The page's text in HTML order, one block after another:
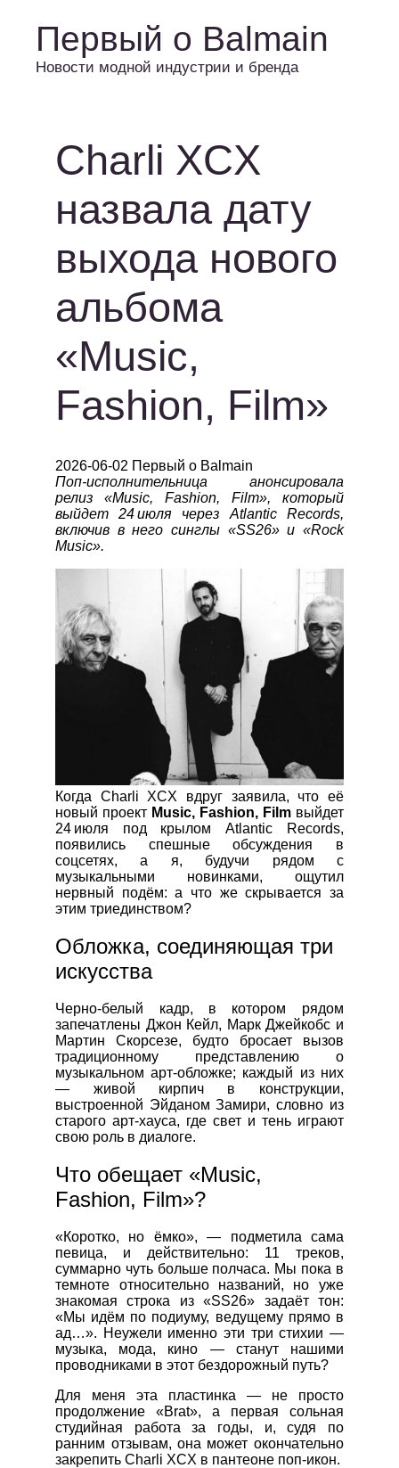
Первый о Balmain
Новости модной индустрии и бренда
Charli XCX
назвала дату
выхода нового
альбома
«Music,
Fashion, Film»
2026-06-02 Первый о Balmain
Поп-исполнительница анонсировала
релиз «Music, Fashion, Film», который
выйдет 24 июля через Atlantic Records,
включив в него синглы «SS26» и «Rock
Music».
Когда Charli XCX вдруг заявила, что её
новый проект Music, Fashion, Filmвыйдет
24 июля под крылом Atlantic Records,
появились спешные обсуждения в
соцсетях, а я, будучи рядом с
музыкальными новинками, ощутил
нервный подём: а что же скрывается за
этим триединством?
Обложка, соединяющая три
искусства
Черно‑белый кадр, в котором рядом
запечатлены Джон Кейл, Марк Джейкобс и
Мартин Скорсезе, будто бросает вызов
традиционному представлению о
музыкальном арт‑обложке; каждый из них
— живой кирпич в конструкции,
выстроенной Эйданом Замири, словно из
старого арт‑хауса, где свет и тень играют
свою роль в диалоге.
Что обещает «Music,
Fashion, Film»?
«Коротко, но ёмко», — подметила сама
певица, и действительно: 11 треков,
суммарно чуть больше полчаса. Мы пока в
темноте относительно названий, но уже
знакомая строка из «SS26» задаёт тон:
«Мы идём по подиуму, ведущему прямо в
ад…». Неужели именно эти три стихии —
музыка, мода, кино — станут нашими
проводниками в этот бездорожный путь?
Для меня эта пластинка — не просто
продолжение «Brat», а первая сольная
студийная работа за годы, и, судя по
ранним отзывам, она может окончательно
закрепить Charli XCX в пантеоне поп‑икон.